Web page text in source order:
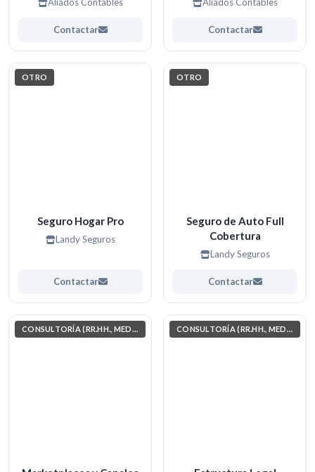
Contactar Contactar
OTRO
Seguro Hogar Pro
Landy Seguros
Contactar
OTRO
Seguro de Auto Full
Cobertura
Landy Seguros
Contactar
CONSULTORÍA (RR.HH., MEDIO AMBIENTE, INVESTIGACIÓN) CONSULTORÍA (RR.HH., MEDIO AMBIENTE, INVESTIGACIÓN)